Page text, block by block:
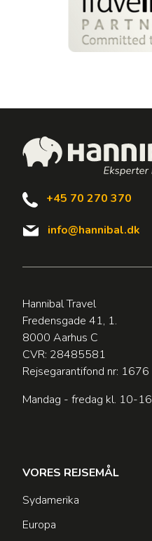
+45 70 270 370
info@hannibal.dk
Hannibal Travel
Fredensgade 41, 1.
8000 Aarhus C
CVR: 28485581
Rejsegarantifond nr: 1676
Mandag - fredag kl. 10-16
VORES REJSEMÅL
Sydamerika
Europa